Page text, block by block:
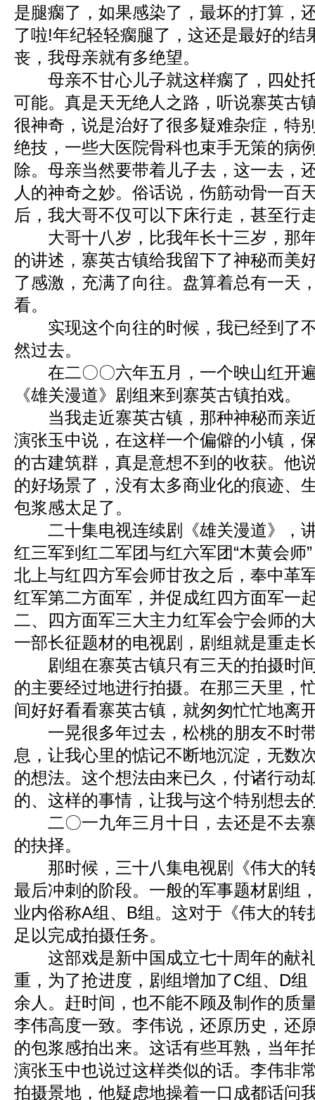
是腿瘸了，如果感染了，最坏的打算，
了啦!年纪轻轻瘸腿了，这还是最好的结
丧，我母亲就有多绝望。
母亲不甘心儿子就这样瘸了，四处
可能。真是天无绝人之路，听说寨英古
很神奇，说是治好了很多疑难杂症，特
绝技，一些大医院骨科也束手无策的病
除。母亲当然要带着儿子去，这一去，
人的神奇之妙。俗话说，伤筋动骨一百
后，我大哥不仅可以下床行走，甚至行
大哥十八岁，比我年长十三岁，那
的讲述，寨英古镇给我留下了神秘而美
了感激，充满了向往。盘算着总有一天
看。
实现这个向往的时候，我已经到了
然过去。
在二〇〇六年五月，一个映山红开
《雄关漫道》剧组来到寨英古镇拍戏。
当我走近寨英古镇，那种神秘而亲
演张玉中说，在这样一个偏僻的小镇，
的古建筑群，真是意想不到的收获。他
的好场景了，没有太多商业化的痕迹、
包浆感太足了。
二十集电视连续剧《雄关漫道》，
红三军到红二军团与红六军团“木黄会师
北上与红四方军会师甘孜之后，奉中革
红军第二方面军，并促成红四方面军一
二、四方面军三大主力红军会宁会师的
一部长征题材的电视剧，剧组就是重走
剧组在寨英古镇只有三天的拍摄时
的主要经过地进行拍摄。在那三天里，
间好好看看寨英古镇，就匆匆忙忙地离
一晃很多年过去，松桃的朋友不时
息，让我心里的惦记不断地沉淀，无数
的想法。这个想法由来已久，付诸行动
的、这样的事情，让我与这个特别想去
二〇一九年三月十日，去还是不去
的抉择。
那时候，三十八集电视剧《伟大的
最后冲刺的阶段。一般的军事题材剧组
业内俗称A组、B组。这对于《伟大的转
足以完成拍摄任务。
这部戏是新中国成立七十周年的献
重，为了抢进度，剧组增加了C组、D
余人。赶时间，也不能不顾及制作的质
李伟高度一致。李伟说，还原历史，还
的包浆感拍出来。这话有些耳熟，当年
演张玉中也说过这样类似的话。李伟非
拍摄景地，他疑虑地操着一口成都话问